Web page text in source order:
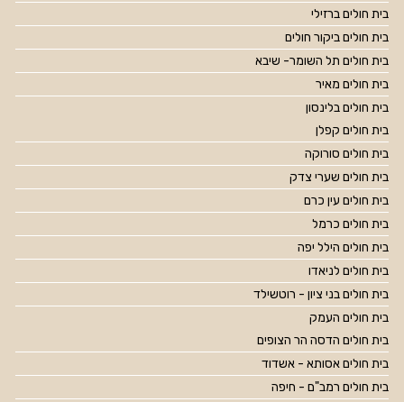
בית חולים ברזילי
בית חולים ביקור חולים
בית חולים תל השומר- שיבא
בית חולים מאיר
בית חולים בלינסון
בית חולים קפלן
בית חולים סורוקה
בית חולים שערי צדק
בית חולים עין כרם
בית חולים כרמל
בית חולים הילל יפה
בית חולים לניאדו
בית חולים בני ציון - רוטשילד
בית חולים העמק
בית חולים הדסה הר הצופים
בית חולים אסותא - אשדוד
בית חולים רמב"ם - חיפה